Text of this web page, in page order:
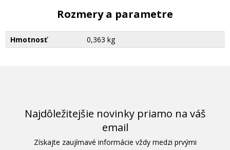
Rozmery a parametre
Hmotnosť 0,363 kg
Najdôležitejšie novinky priamo na váš
email
Získajte zaujímavé informácie vždy medzi prvými